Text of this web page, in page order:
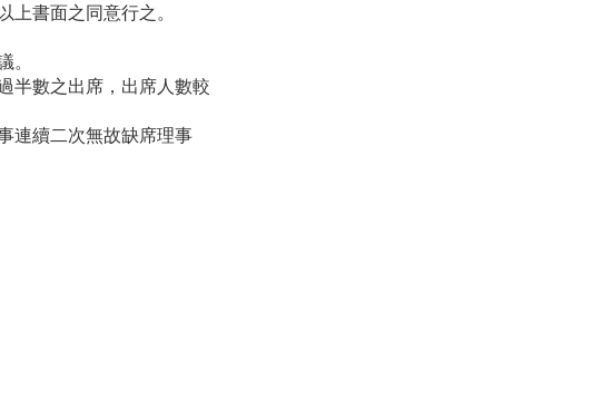
上書面之同意行之。
。
半數之出席，出席人數較
連續二次無故缺席理事